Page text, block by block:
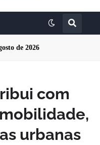
de 2026
com
urbanas